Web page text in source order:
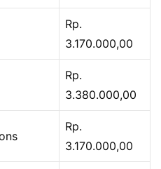
Rp.
3.170.000,00
Rp.
3.380.000,00
Rp.
3.170.000,00